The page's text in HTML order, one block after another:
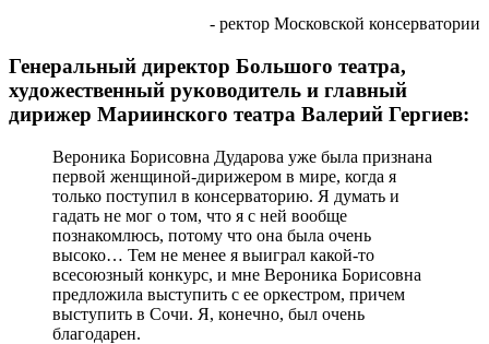
- ректор Московской консерватории
Генеральный директор Большого театра,
художественный руководитель и главный
дирижер Мариинского театра Валерий Гергиев:
Вероника Борисовна Дударова уже была признана
первой женщиной-дирижером в мире, когда я
только поступил в консерваторию. Я думать и
гадать не мог о том, что я с ней вообще
познакомлюсь, потому что она была очень
высоко… Тем не менее я выиграл какой-то
всесоюзный конкурс, и мне Вероника Борисовна
предложила выступить с ее оркестром, причем
выступить в Сочи. Я, конечно, был очень
благодарен.